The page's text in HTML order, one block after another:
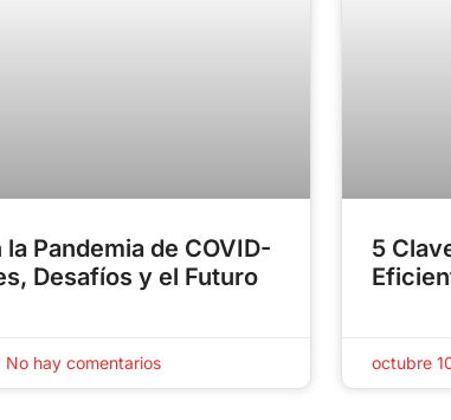
Pandemia de COVID-
Desafíos y el Futuro
No hay comentarios
5
octubre